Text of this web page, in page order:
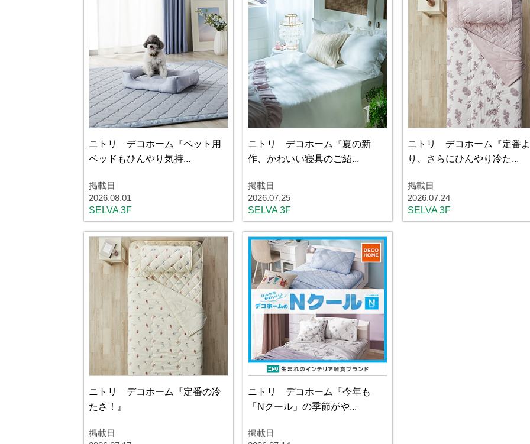
ニトリ デコホーム『ペット用
ベッドもひんやり気持...
掲載日
2026.08.01
SELVA 3F
ニトリ デコホーム『夏の新
作、かわいい寝具のご紹...
掲載日
2026.07.25
SELVA 3F
ニトリ デコホーム『定番よ
り、さらにひんやり冷た...
掲載日
2026.07.24
SELVA 3F
ニトリ デコホーム『定番の冷
たさ！』
掲載日
ニトリ デコホーム『今年も
「Nクール」の季節がや...
掲載日